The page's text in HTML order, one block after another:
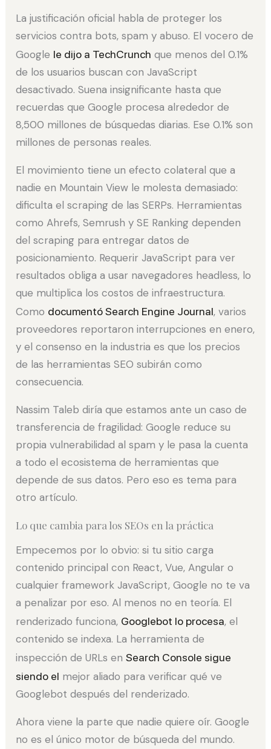
La justificación oficial habla de proteger los
servicios contra bots, spam y abuso. El vocero de
Google le dijo a TechCrunch que menos del 0.1%
de los usuarios buscan con JavaScript
desactivado. Suena insignificante hasta que
recuerdas que Google procesa alrededor de
8,500 millones de búsquedas diarias. Ese 0.1% son
millones de personas reales.
El movimiento tiene un efecto colateral que a
nadie en Mountain View le molesta demasiado:
dificulta el scraping de las SERPs. Herramientas
como Ahrefs, Semrush y SE Ranking dependen
del scraping para entregar datos de
posicionamiento. Requerir JavaScript para ver
resultados obliga a usar navegadores headless, lo
que multiplica los costos de infraestructura.
Como documentó Search Engine Journal, varios
proveedores reportaron interrupciones en enero,
y el consenso en la industria es que los precios
de las herramientas SEO subirán como
consecuencia.
Nassim Taleb diría que estamos ante un caso de
transferencia de fragilidad: Google reduce su
propia vulnerabilidad al spam y le pasa la cuenta
a todo el ecosistema de herramientas que
depende de sus datos. Pero eso es tema para
otro artículo.
Lo que cambia para los SEOs en la práctica
Empecemos por lo obvio: si tu sitio carga
contenido principal con React, Vue, Angular o
cualquier framework JavaScript, Google no te va
a penalizar por eso. Al menos no en teoría. El
renderizado funciona, Googlebot lo procesa, el
contenido se indexa. La herramienta de
inspección de URLs enSearch Console sigue
siendo el mejor aliado para verificar qué ve
Googlebot después del renderizado.
Ahora viene la parte que nadie quiere oír. Google
no es el único motor de búsqueda del mundo.